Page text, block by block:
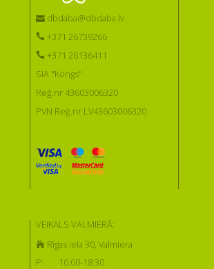
dbdaba@dbdaba.lv
+371 26739266
+371 26136411
SIA "Kongs"
Reģ.nr 43603006320
PVN Reģ.nr LV43603006320
VEIKALS VALMIERĀ:
Rīgas iela 30, Valmiera
P:
10:00-18:30